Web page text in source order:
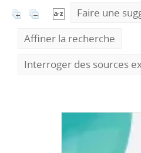
Faire une
Affiner la recherche
Interroger des sources